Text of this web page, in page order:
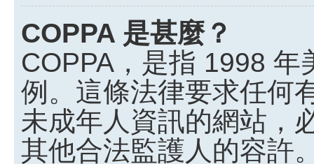
COPPA 是甚麼？
COPPA，是指 1998
例。這條法律要求任何
未成年人資訊的網站，
其他合法監護人的容許